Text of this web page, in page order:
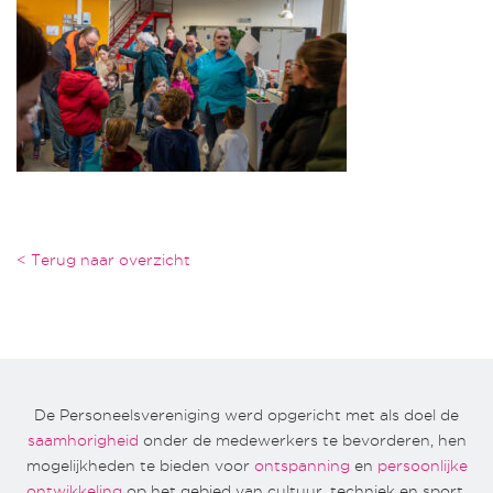
< Terug naar overzicht
De Personeelsvereniging werd opgericht met als doel de
saamhorigheid onder de medewerkers te bevorderen, hen
mogelijkheden te bieden voor ontspanning en persoonlijke